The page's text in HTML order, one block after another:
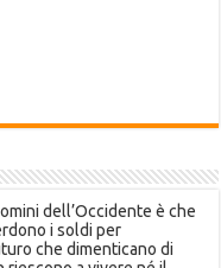
dell’Occidente è che
i soldi per
che dimenticano di